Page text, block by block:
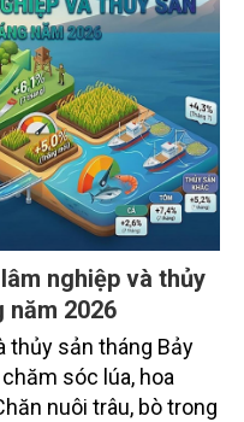
nghiệp và thủy
năm 2026
thủy sản tháng Bảy
sóc lúa, hoa
nuôi trâu, bò trong